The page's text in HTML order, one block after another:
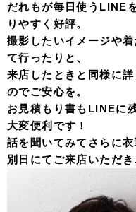
だれもが毎日使うLINE
りやすく好評。
撮影したいイメージや
て行ったりと、
来店したときと同様に
のでご安心を。
お見積もり書もLINEに
大変便利です！
話を聞いてみてさらに
別日にてご来店いただき